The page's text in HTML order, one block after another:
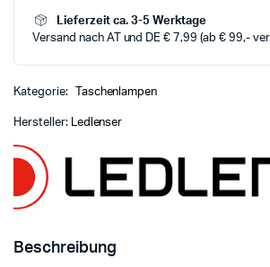
Lieferzeit ca. 3-5 Werktage
Versand nach AT und DE € 7,99 (ab € 99,-
Kategorie: Taschenlampen
Hersteller: Ledlenser
Beschreibung